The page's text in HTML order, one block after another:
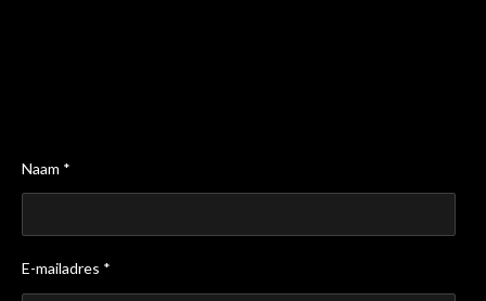
Naam *
E-mailadres *